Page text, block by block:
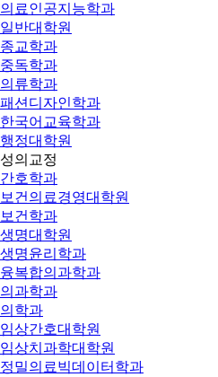
의료인공지능학과
일반대학원
종교학과
중독학과
의류학과
패션디자인학과
한국어교육학과
행정대학원
성의교정
간호학과
보건의료경영대학원
보건학과
생명대학원
생명윤리학과
융복합의과학과
의과학과
의학과
임상간호대학원
임상치과학대학원
정밀의료빅데이터학과